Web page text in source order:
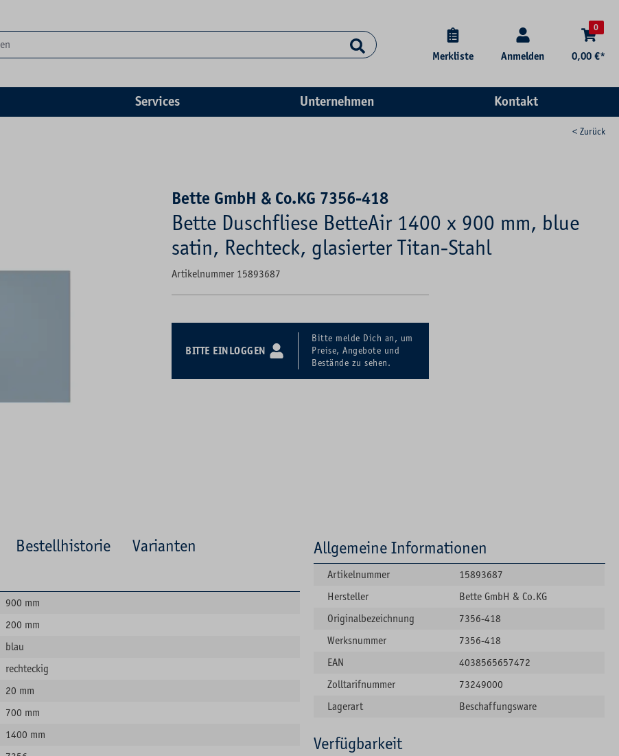
Merkliste Anmelden
0
0,00 €*
Services Unternehmen Kontakt
< Zurück
Bette GmbH & Co.KG 7356-418
Bette Duschfliese BetteAir 1400 x 900 mm, blue
satin, Rechteck, glasierter Titan-Stahl
Artikelnummer 15893687
BITTE EINLOGGEN
Bitte melde Dich an, um
Preise, Angebote und
Bestände zu sehen.
Bestellhistorie
Varianten
900 mm
200 mm
blau
rechteckig
20 mm
700 mm
1400 mm
Allgemeine Informationen
Artikelnummer
15893687
Hersteller
Bette GmbH & Co.KG
Originalbezeichnung
7356-418
Werksnummer
7356-418
EAN
4038565657472
Zolltarifnummer
73249000
Lagerart
Beschaffungsware
Verfügbarkeit